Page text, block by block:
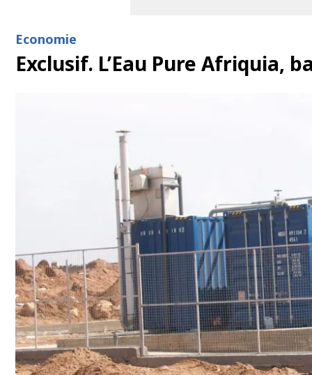
Economie
Exclusif. L’Eau Pure Afriquia,